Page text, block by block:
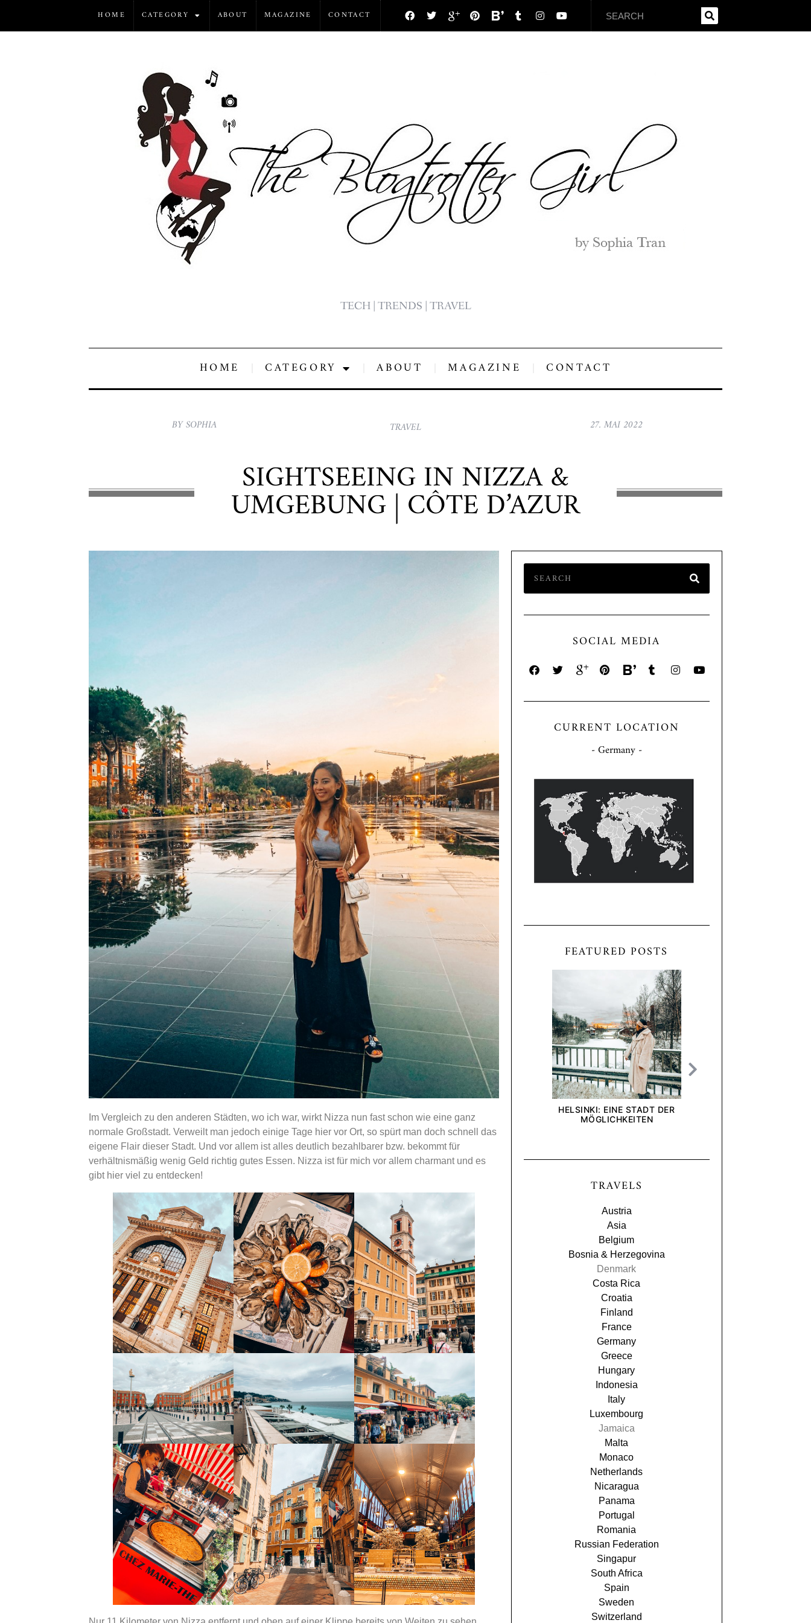
HOME CATEGORY ABOUT MAGAZINE CONTACT
TECH | TRENDS | TRAVEL
HOME CATEGORY ABOUT MAGAZINE CONTACT
BY SOPHIA TRAVEL 27. MAI 2022
SIGHTSEEING IN NIZZA &
UMGEBUNG | CÔTE D’AZUR
Im Vergleich zu den anderen Städten, wo ich war, wirkt Nizza nun fast schon wie eine ganz
normale Großstadt. Verweilt man jedoch einige Tage hier vor Ort, so spürt man doch schnell das
eigene Flair dieser Stadt. Und vor allem ist alles deutlich bezahlbarer bzw. bekommt für
verhältnismäßig wenig Geld richtig gutes Essen. Nizza ist für mich vor allem charmant und es
gibt hier viel zu entdecken!
SOCIAL MEDIA
CURRENT LOCATION
- Germany -
FEATURED POSTS
HELSINKI: EINE STADT DER
MÖGLICHKEITEN
TRAVELS
Austria
Asia
Belgium
Bosnia & Herzegovina
Denmark
Costa Rica
Croatia
Finland
France
Germany
Greece
Hungary
Indonesia
Italy
Luxembourg
Jamaica
Malta
Monaco
Netherlands
Nicaragua
Panama
Portugal
Romania
Russian Federation
Singapur
South Africa
Spain
Sweden
Switzerland